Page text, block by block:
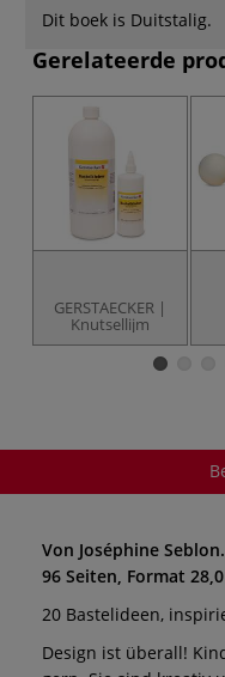
Dit boek is Duitstalig.
Gerelateerde
GERSTAECKER |
Knutsellijm
Von Joséphine
96 Seiten, Format
20 Bastelideen,
Design ist überall!